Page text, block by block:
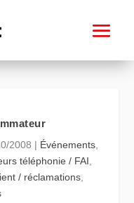
2008 | Événements
téléphonie / FAI
/ réclamations